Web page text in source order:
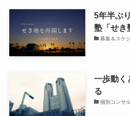
5年半ぶ
塾「せき
募集＆スケ
一歩動く
る
個別コンサ